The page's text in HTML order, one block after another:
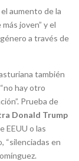
aumento de la
joven” y el
a través de
también
hay otro
Prueba de
Donald Trump
EEUU o las
“silenciadas en